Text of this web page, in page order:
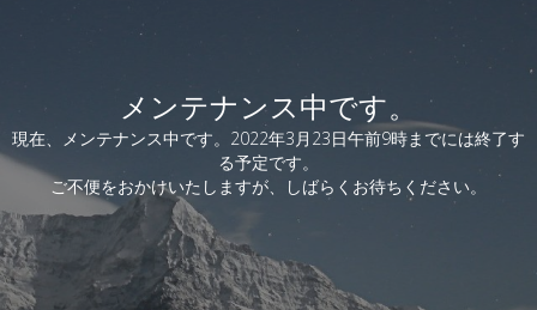
メンテナンス中です。
現在、メンテナンス中です。2022年3月23日午前9時までには終了す
る予定です。
ご不便をおかけいたしますが、しばらくお待ちください。